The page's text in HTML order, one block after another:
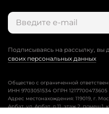
Подписываясь на рассылку, вы
своих персональных данных
Общество с ограниченной
ИНН 9703051534 ОГРН 1217700473605
Адрес местонахождения: 119019, г.
Арбат, ул. Арбат, д.11, этаж 2, помещ.1,